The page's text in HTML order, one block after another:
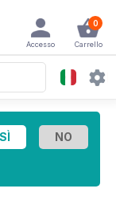
0
Carrello
Accesso